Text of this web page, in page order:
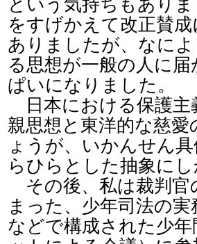
という気持ちもあり
をすげかえて改正賛
ありましたが、なに
る思想が一般の人に
ぱいになりました。
日本における保護主
親思想と東洋的な慈
ょうが、いかんせん
らひらとした抽象に
その後、私は裁判官
まった、少年司法の
などで構成された少